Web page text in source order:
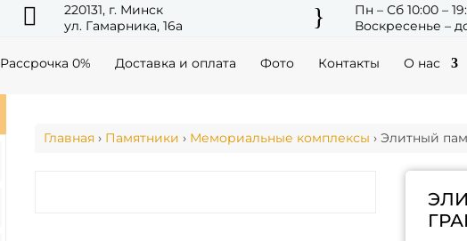

220131, г. Минск
ул. Гамарника, 16а
}
Пн – Сб 10:00 –
Воскресенье –
Рассрочка 0% Доставка и оплата Фото Контакты О нас
Главная › Памятники › Мемориальные комплексы › Элитный